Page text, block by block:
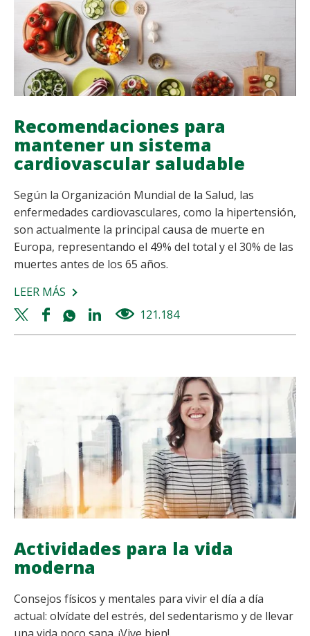
EL
FRÍO
NO
TE
DETENGA
Recomendaciones para
mantener un sistema
cardiovascular saludable
Según la Organización Mundial de la Salud, las
enfermedades cardiovasculares, como la hipertensión,
son actualmente la principal causa de muerte en
Europa, representando el 49% del total y el 30% de las
muertes antes de los 65 años.
LEER MÁS SOBRE
RECOMENDACIONES
PARA
CARDIOVASCULAR
SALUDABLE
Twitter
share
Facebook
share
Whatsapp
share
Linkedin
share
121.184views
Actividades para la vida
moderna
Consejos físicos y mentales para vivir el día a día
actual: olvídate del estrés, del sedentarismo y de llevar